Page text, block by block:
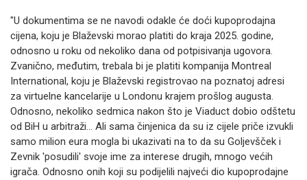
"U dokumentima se ne navodi odakle će doći kupoprodajna
cijena, koju je Blaževski morao platiti do kraja 2025. godine,
odnosno u roku od nekoliko dana od potpisivanja ugovora.
Zvanično, međutim, trebala bi je platiti kompanija Montreal
International, koju je Blaževski registrovao na poznatoj adresi
za virtuelne kancelarije u Londonu krajem prošlog augusta.
Odnosno, nekoliko sedmica nakon što je Viaduct dobio odštetu
od BiH u arbitraži... Ali sama činjenica da su iz cijele priče izvukli
samo milion eura mogla bi ukazivati ​​na to da su Goljevšček i
Zevnik 'posudili' svoje ime za interese drugih, mnogo većih
igrača. Odnosno onih koji su podijelili najveći dio kupoprodajne